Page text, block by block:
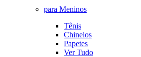
para Meninos
Tênis
Chinelos
Papetes
Ver Tudo